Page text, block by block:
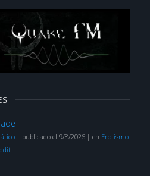
| publicado el 9/8/2026| en Erotismo